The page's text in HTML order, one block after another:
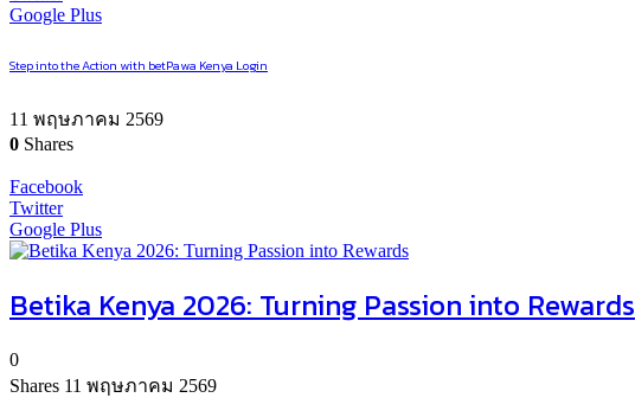
Google Plus
Step into the Action with betPawa Kenya Login
11 พฤษภาคม 2569
0 Shares
Facebook
Twitter
Google Plus
Betika Kenya 2026: Turning Passion into Rewards
0
Shares 11 พฤษภาคม 2569